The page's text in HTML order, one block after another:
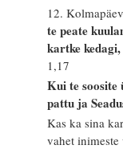
12.
te peate
kartke
1,17
Kui te soosite
pattu ja
Kas ka sina
vahet